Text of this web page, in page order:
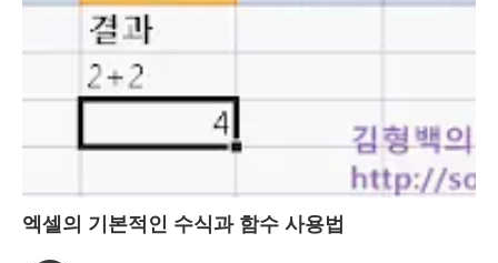
엑셀의 기본적인 수식과 함수 사용법